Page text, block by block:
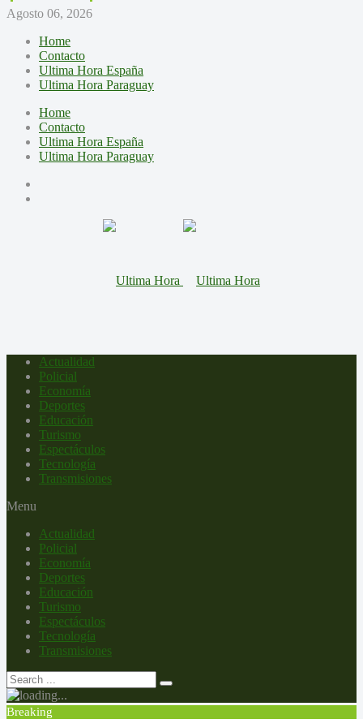
Agosto 06, 2026
Home
Contacto
Ultima Hora España
Ultima Hora Paraguay
Home
Contacto
Ultima Hora España
Ultima Hora Paraguay
Actualidad
Policial
Economía
Deportes
Educación
Turismo
Espectáculos
Tecnología
Transmisiones
Menu
Actualidad
Policial
Economía
Deportes
Educación
Turismo
Espectáculos
Tecnología
Transmisiones
Breaking